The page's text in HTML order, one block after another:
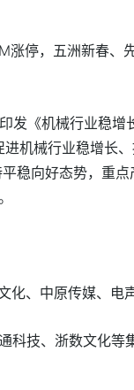
涨停，五洲新春、
发《机械行业稳
机械行业稳增长、
稳向好态势，重点
、中原传媒、电
技、浙数文化等